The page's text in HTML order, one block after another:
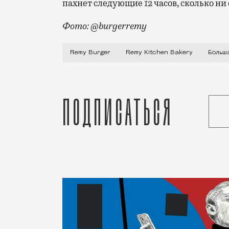
пахнет следующие 12 часов, сколько
Фото: @burgerremy
Remy Burger на Большой Дмитровке,
Remy Burger Remy Kitchen Bakery
Подписаться
Рестораны и бары